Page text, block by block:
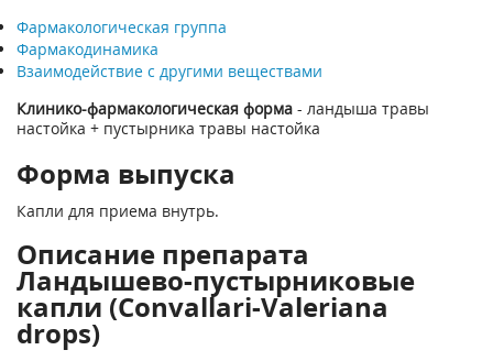
Фармакологическая группа
Фармакодинамика
Взаимодействие с другими веществами
Клинико-фармакологическая форма - ландыша травы
настойка + пустырника травы настойка
Форма выпуска
Капли для приема внутрь.
Описание препарата
Ландышево-пустырниковые
капли (Convallari-Valeriana
drops)